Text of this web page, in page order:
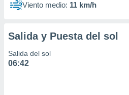
Viento medio: 11 km/h
Salida y Puesta del sol
Salida del sol
06:42